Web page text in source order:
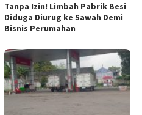
Tanpa Izin! Limbah Pabrik Besi
Diduga Diurug ke Sawah Demi
Bisnis Perumahan